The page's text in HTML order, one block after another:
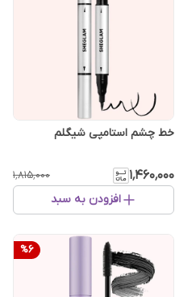
خط چشم استامپی شیگلم
۱٬۴۶۰٬۰۰۰ ۱٬۸۱۵٬۰۰۰
افزودن به سبد
%6